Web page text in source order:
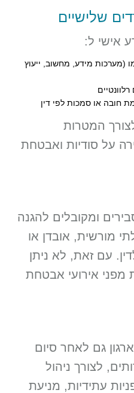
אישי ל:
(מערכות מידע, מחשוב, ייעוץ
חובה או סמכות לפי דין
המטרות
על סודיות ואבטחת
ומקובלים להגנה
מורשית, אובדן או
עם זאת, לא ניתן
מפני אירועי אבטחת
גם לאחר סיום
לצורך ניהול
עתידיות, מניעת